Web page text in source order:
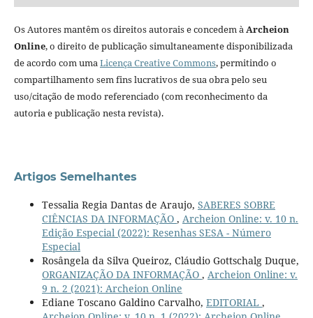
Os Autores mantêm os direitos autorais e concedem àArcheion
Online, o direito de publicação simultaneamente disponibilizada
de acordo com umaLicença Creative Commons, permitindo o
compartilhamento sem fins lucrativos de sua obra pelo seu
uso/citação de modo referenciado (com reconhecimento da
autoria e publicação nesta revista).
Artigos Semelhantes
Tessalia Regia Dantas de Araujo, SABERES SOBRE
CIÊNCIAS DA INFORMAÇÃO , Archeion Online: v. 10 n.
Edição Especial (2022): Resenhas SESA - Número
Especial
Rosângela da Silva Queiroz, Cláudio Gottschalg Duque,
ORGANIZAÇÃO DA INFORMAÇÃO , Archeion Online: v.
9 n. 2 (2021): Archeion Online
Ediane Toscano Galdino Carvalho, EDITORIAL ,